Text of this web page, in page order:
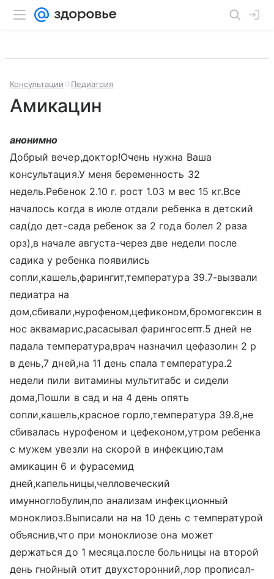
Консультации Педиатрия
Амикацин
анонимно
Добрый вечер,доктор!Очень нужна Ваша
консультация.У меня беременность 32
недель.Ребенок 2.10 г. рост 1.03 м вес 15 кг.Все
началось когда в июле отдали ребенка в детский
сад(до дет-сада ребенок за 2 года болел 2 раза
орз),в начале августа-через две недели после
садика у ребенка появились
сопли,кашель,фарингит,температура 39.7-вызвали
педиатра на
дом,cбивали,нурофеном,цефиконом,бромогексин в
нос аквамарис,расасывал фарингосепт.5 дней не
падала температура,врач назначил цефазолин 2 р
в день,7 дней,на 11 день спала температура.2
недели пили витамины мультитабс и сидели
дома,Пошли в сад и на 4 день опять
сопли,кашель,красное горло,температура 39.8,не
сбивалась нурофеном и цефеконом,утром ребенка
с мужем увезли на скорой в инфекцию,там
амикацин 6 и фурасемид
дней,капельницы,челловеческий
имунноглобулин,по анализам инфекционный
моноклиоз.Выписали на на 10 день с температурой
объяснив,что при моноклиозе она может
держаться до 1 месяца.после больницы на второй
день гнойный отит двухсторонний,лор прописал-